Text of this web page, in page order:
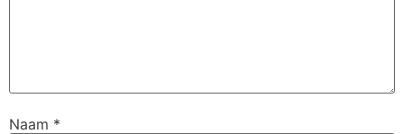
Naam *